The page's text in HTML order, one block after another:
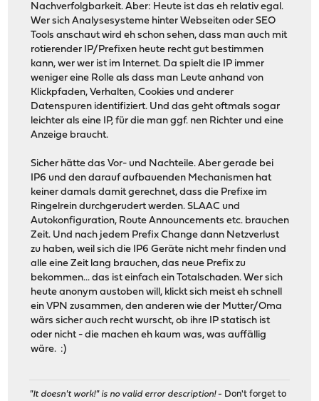
Nachverfolgbarkeit. Aber: Heute ist das eh relativ egal.
Wer sich Analysesysteme hinter Webseiten oder SEO
Tools anschaut wird eh schon sehen, dass man auch mit
rotierender IP/Prefixen heute recht gut bestimmen
kann, wer wer ist im Internet. Da spielt die IP immer
weniger eine Rolle als dass man Leute anhand von
Klickpfaden, Verhalten, Cookies und anderer
Datenspuren identifiziert. Und das geht oftmals sogar
leichter als eine IP, für die man ggf. nen Richter und eine
Anzeige braucht.
Sicher hätte das Vor- und Nachteile. Aber gerade bei
IP6 und den darauf aufbauenden Mechanismen hat
keiner damals damit gerechnet, dass die Prefixe im
Ringelrein durchgerudert werden. SLAAC und
Autokonfiguration, Route Announcements etc. brauchen
Zeit. Und nach jedem Prefix Change dann Netzverlust
zu haben, weil sich die IP6 Geräte nicht mehr finden und
alle eine Zeit lang brauchen, das neue Prefix zu
bekommen... das ist einfach ein Totalschaden. Wer sich
heute anonym austoben will, klickt sich meist eh schnell
ein VPN zusammen, den anderen wie der Mutter/Oma
wärs sicher auch recht wurscht, ob ihre IP statisch ist
oder nicht - die machen eh kaum was, was auffällig
wäre. :)
"It doesn't work!" is no valid error description!- Don't forget to